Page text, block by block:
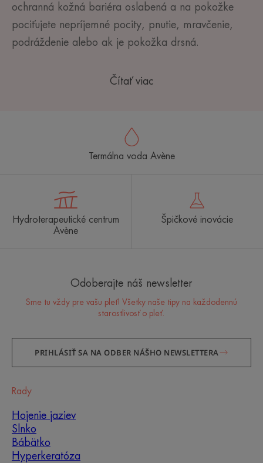
ochranná kožná bariéra oslabená a na pokožke
pociťujete nepríjemné pocity, pnutie, mravčenie,
podráždenie alebo ak je pokožka drsná.
Čítať viac
Termálna voda Avène
Hydroterapeutické centrum
Avène
Špičkové inovácie
Odoberajte náš newsletter
Sme tu vždy pre vašu pleť! Všetky naše tipy na každodennú
starostlivosť o pleť.
PRIHLÁSIŤ SA NA ODBER NÁŠHO NEWSLETTERA
Rady
Hojenie jaziev
Slnko
Bábätko
Hyperkeratóza